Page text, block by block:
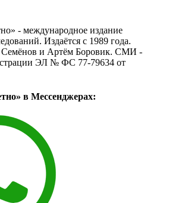
- международное издание
Издаётся с 1989 года.
и Артём Боровик. CМИ -
ЭЛ № ФС 77-79634 от
в Мессенджерах: